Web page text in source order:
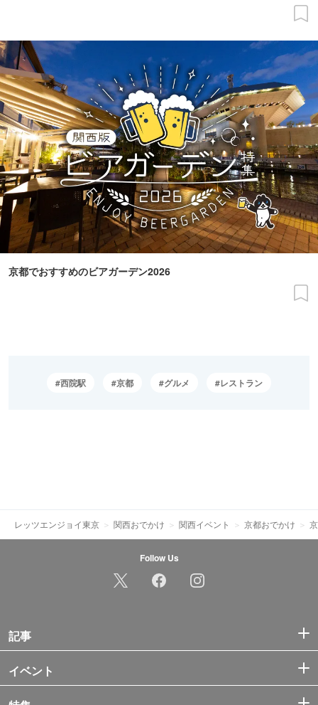
京都でおすすめのビアガーデン2026
西院駅 京都 グルメ レストラン
レッツエンジョイ東京 関西おでかけ 関西イベント 京都おでかけ
Follow Us
記事
イベント